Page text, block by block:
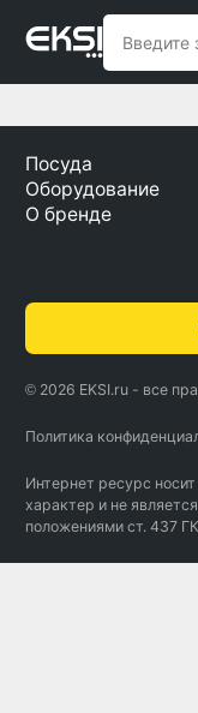
Посуда
Оборудование
О бренде
© 2026 EKSI.ru - все
Политика
Интернет ресурс
характер и не
положениями ст. 437